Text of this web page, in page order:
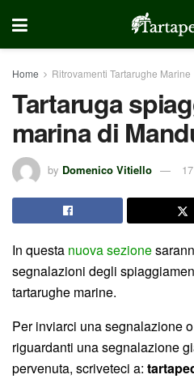
Home Ritrovamenti Tartarughe Marine
Tartaruga
marina di
by Domenico Vitiello
In questa nuova sezione
segnalazioni degli
tartarughe marine.
Per inviarci una segnalazione
riguardanti una segnalazione
pervenuta, scriveteci a: